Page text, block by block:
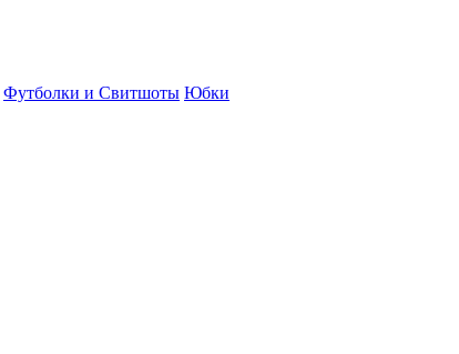
Футболки и Свитшоты Юбки